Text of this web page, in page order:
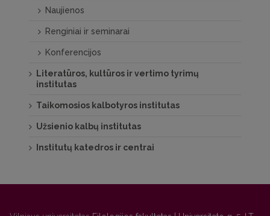
Naujienos
Renginiai ir seminarai
Konferencijos
Literatūros, kultūros ir vertimo tyrimų
institutas
Taikomosios kalbotyros institutas
Užsienio kalbų institutas
Institutų katedros ir centrai